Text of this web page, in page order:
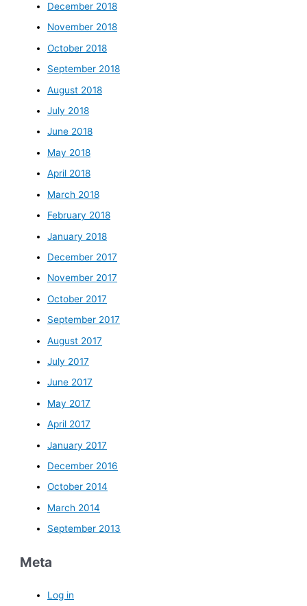
December 2018
November 2018
October 2018
September 2018
August 2018
July 2018
June 2018
May 2018
April 2018
March 2018
February 2018
January 2018
December 2017
November 2017
October 2017
September 2017
August 2017
July 2017
June 2017
May 2017
April 2017
January 2017
December 2016
October 2014
March 2014
September 2013
Meta
Log in